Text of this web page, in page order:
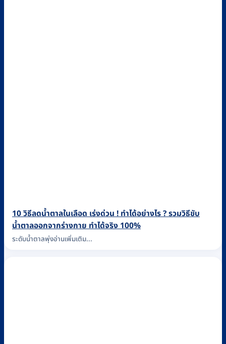
10 วิธีลดน้ำตาลในเลือด เร่งด่วน ! ทำได้อย่างไร ? รวมวิธีขับ
น้ำตาลออกจากร่างกาย ทำได้จริง 100%
ระดับน้ำตาลพุ่งอ่านเพิ่มเติม...